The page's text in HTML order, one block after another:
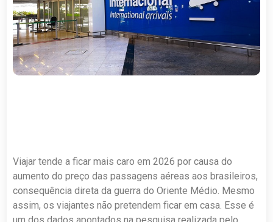
Viajar tende a ficar mais caro em 2026 por causa do
aumento do preço das passagens aéreas aos brasileiros,
consequência direta da guerra do Oriente Médio. Mesmo
assim, os viajantes não pretendem ficar em casa. Esse é